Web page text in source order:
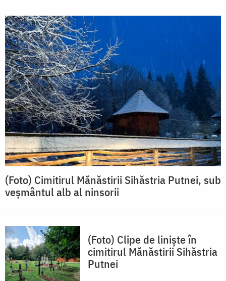
(Foto) Cimitirul Mănăstirii Sihăstria Putnei, sub
veșmântul alb al ninsorii
(Foto) Clipe de liniște în
cimitirul Mănăstirii Sihăstria
Putnei